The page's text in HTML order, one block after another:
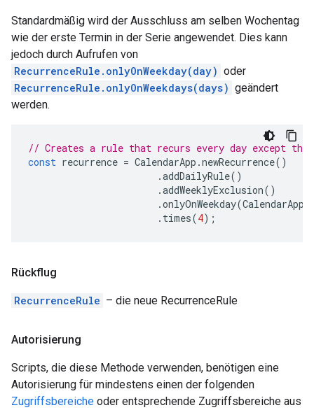
Standardmäßig wird der Ausschluss am selben Wochentag
wie der erste Termin in der Serie angewendet. Dies kann
jedoch durch Aufrufen von
RecurrenceRule.onlyOnWeekday(day) oder
RecurrenceRule.onlyOnWeekdays(days) geändert
werden.
// Creates a rule that recurs every day except the
const recurrence = CalendarApp .newRecurrence()
.addDailyRule()
.addWeeklyExclusion()
.onlyOnWeekday(CalendarApp
. times(4);
Rückflug
RecurrenceRule – die neue RecurrenceRule
Autorisierung
Scripts, die diese Methode verwenden, benötigen eine
Autorisierung für mindestens einen der folgenden
Zugriffsbereiche oder entsprechende Zugriffsbereiche aus